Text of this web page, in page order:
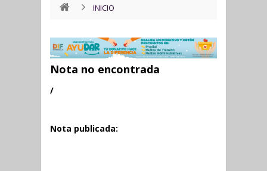
INICIO
Nota no encontrada
/
Nota publicada: